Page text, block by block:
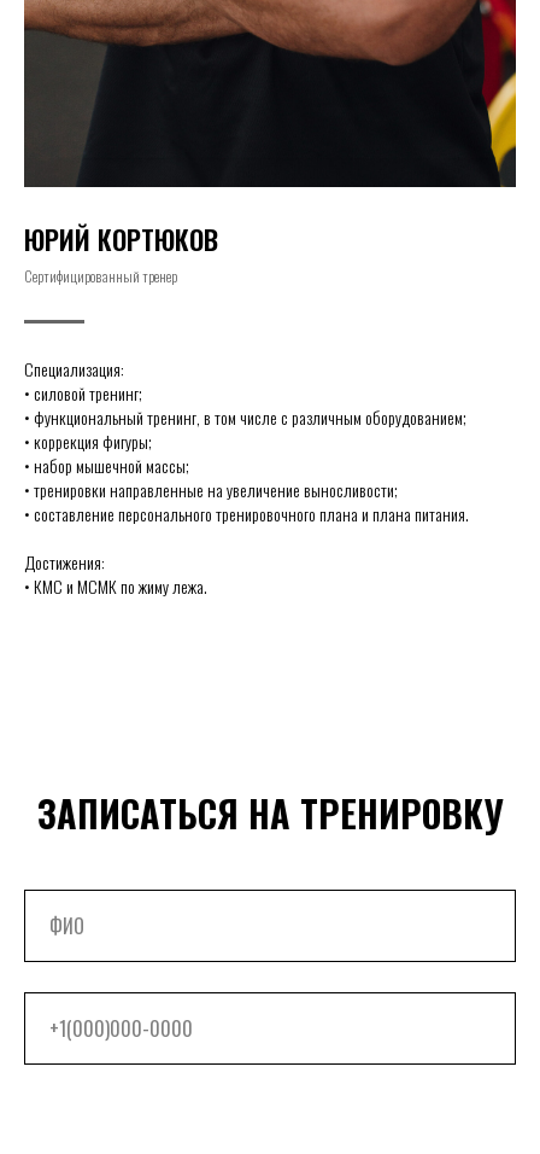
ЮРИЙ КОРТЮКОВ
Сертифицированный тренер
Специализация:
• силовой тренинг;
• функциональный тренинг, в том числе с различным оборудованием;
• коррекция фигуры;
• набор мышечной массы;
• тренировки направленные на увеличение выносливости;
• составление персонального тренировочного плана и плана питания.
Достижения:
• КМС и МСМК по жиму лежа.
ЗАПИСАТЬСЯ НА ТРЕНИРОВКУ